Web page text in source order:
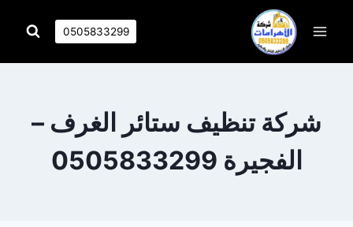
0505833299
شركة تنظيف ستائر الغرف –
الفجيرة 0505833299